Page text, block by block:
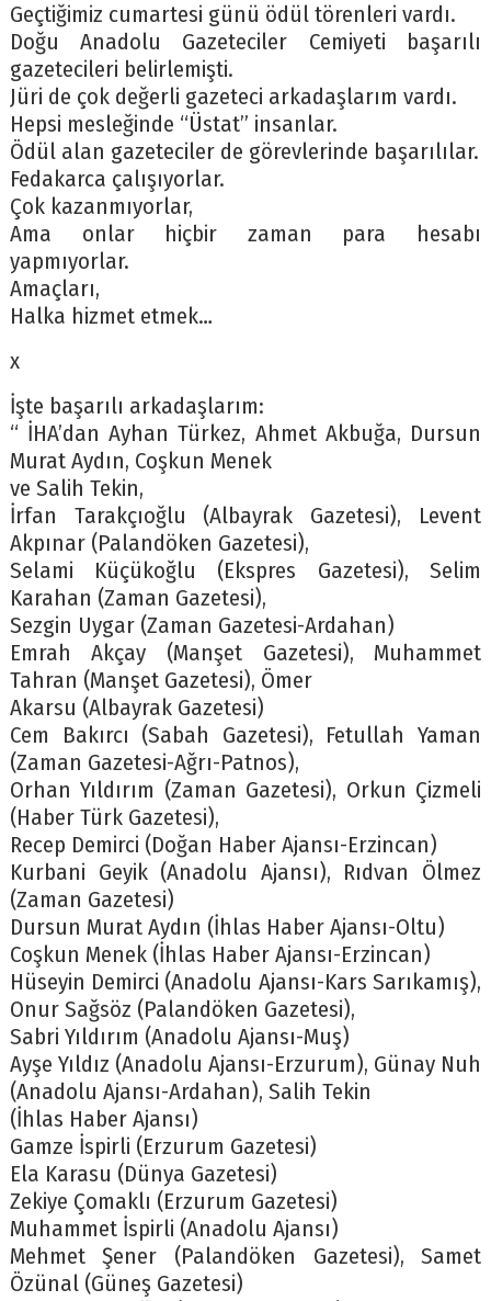
Geçtiğimiz cumartesi günü ödül törenleri vardı.
Doğu Anadolu Gazeteciler Cemiyeti başarılı
gazetecileri belirlemişti.
Jüri de çok değerli gazeteci arkadaşlarım vardı.
Hepsi mesleğinde “Üstat” insanlar.
Ödül alan gazeteciler de görevlerinde başarılılar.
Fedakarca çalışıyorlar.
Çok kazanmıyorlar,
Ama onlar hiçbir zaman para hesabı
yapmıyorlar.
Amaçları,
Halka hizmet etmek…
x
İşte başarılı arkadaşlarım:
“ İHA’dan Ayhan Türkez, Ahmet Akbuğa, Dursun
Murat Aydın, Coşkun Menek
ve Salih Tekin,
İrfan Tarakçıoğlu (Albayrak Gazetesi), Levent
Akpınar (Palandöken Gazetesi),
Selami Küçükoğlu (Ekspres Gazetesi), Selim
Karahan (Zaman Gazetesi),
Sezgin Uygar (Zaman Gazetesi-Ardahan)
Emrah Akçay (Manşet Gazetesi), Muhammet
Tahran (Manşet Gazetesi), Ömer
Akarsu (Albayrak Gazetesi)
Cem Bakırcı (Sabah Gazetesi), Fetullah Yaman
(Zaman Gazetesi-Ağrı-Patnos),
Orhan Yıldırım (Zaman Gazetesi), Orkun Çizmeli
(Haber Türk Gazetesi),
Recep Demirci (Doğan Haber Ajansı-Erzincan)
Kurbani Geyik (Anadolu Ajansı), Rıdvan Ölmez
(Zaman Gazetesi)
Dursun Murat Aydın (İhlas Haber Ajansı-Oltu)
Coşkun Menek (İhlas Haber Ajansı-Erzincan)
Hüseyin Demirci (Anadolu Ajansı-Kars Sarıkamış),
Onur Sağsöz (Palandöken Gazetesi),
Sabri Yıldırım (Anadolu Ajansı-Muş)
Ayşe Yıldız (Anadolu Ajansı-Erzurum), Günay Nuh
(Anadolu Ajansı-Ardahan), Salih Tekin
(İhlas Haber Ajansı)
Gamze İspirli (Erzurum Gazetesi)
Ela Karasu (Dünya Gazetesi)
Zekiye Çomaklı (Erzurum Gazetesi)
Muhammet İspirli (Anadolu Ajansı)
Mehmet Şener (Palandöken Gazetesi), Samet
Özünal (Güneş Gazetesi)